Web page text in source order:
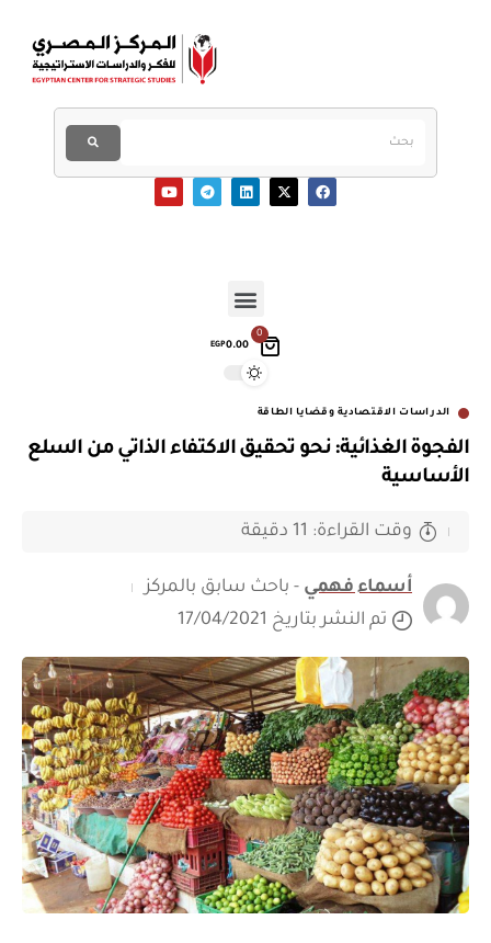
0
EGP0.00
الدراسات الاقتصادية وقضايا الطاقة
الفجوة الغذائية: نحو تحقيق الاكتفاء الذاتي من السلع
الأساسية
أسماء فهمي- باحث سابق بالمركز
تم النشر بتاريخ 17/04/2021
وقت القراءة: 11 دقيقة